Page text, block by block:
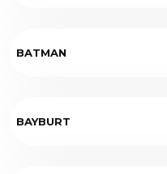
BATMAN
BAYBURT